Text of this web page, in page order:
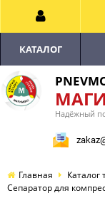
Надёжный
КАТАЛОГ
Главная Каталог
Сепаратор для